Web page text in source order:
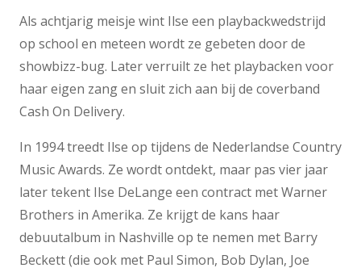
Als achtjarig meisje wint Ilse een playbackwedstrijd
op school en meteen wordt ze gebeten door de
showbizz-bug. Later verruilt ze het playbacken voor
haar eigen zang en sluit zich aan bij de coverband
Cash On Delivery.
In 1994 treedt Ilse op tijdens de Nederlandse Country
Music Awards. Ze wordt ontdekt, maar pas vier jaar
later tekent Ilse DeLange een contract met Warner
Brothers in Amerika. Ze krijgt de kans haar
debuutalbum in Nashville op te nemen met Barry
Beckett (die ook met Paul Simon, Bob Dylan, Joe